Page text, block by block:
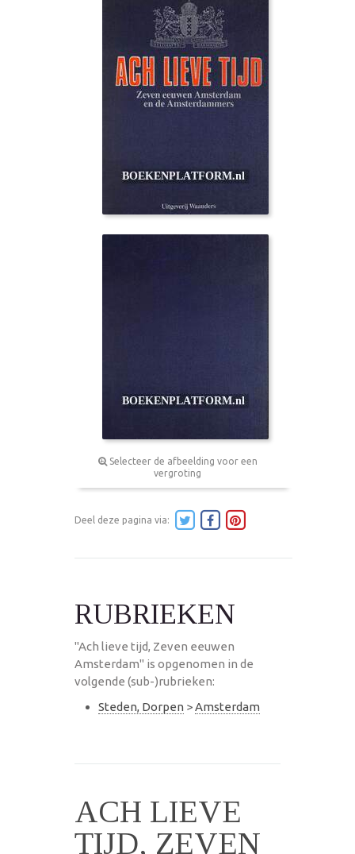
Selecteer de afbeelding voor een
vergroting
Deel deze pagina via:
RUBRIEKEN
"Ach lieve tijd, Zeven eeuwen
Amsterdam" is opgenomen in de
volgende (sub-)rubrieken:
Steden, Dorpen >Amsterdam
ACH LIEVE
TIJD, ZEVEN